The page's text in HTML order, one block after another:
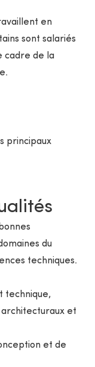
en
sont salariés
cadre de la
principaux
du
techniques.
et
et de